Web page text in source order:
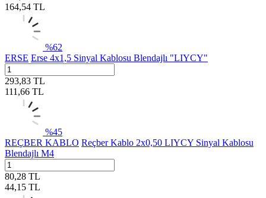
164,54 TL
%62
ERSE Erse 4x1,5 Sinyal Kablosu Blendajlı "LIYCY"
293,83 TL
111,66 TL
%45
REÇBER KABLO Reçber Kablo 2x0,50 LIYCY Sinyal Kablosu
Blendajlı M4
80,28 TL
44,15 TL